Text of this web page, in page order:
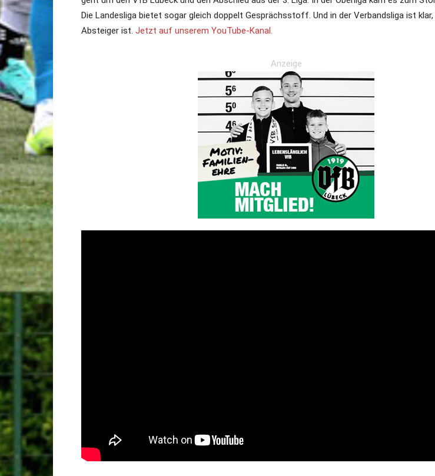
Die Landesliga bietet sogar gleich doppelt Gesprächsstoff. Und in der Verbandsliga ist
Absteiger ist. Jetzt auf unserem YouTube-Kanal.
Anzeige